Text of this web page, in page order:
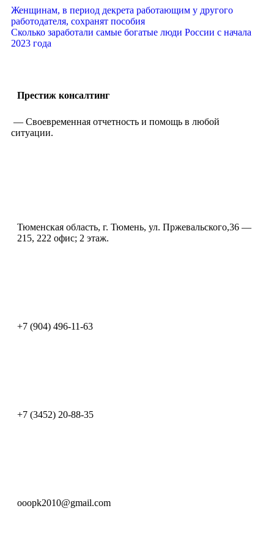
Женщинам, в период декрета работающим у другого
работодателя, сохранят пособия
Сколько заработали самые богатые люди России с начала
2023 года
Престиж консалтинг
— Своевременная отчетность и помощь в любой
ситуации.
Тюменская область, г. Тюмень, ул. Пржевальского,36 —
215, 222 офис; 2 этаж.
+7 (904) 496-11-63
+7 (3452) 20-88-35
ooopk2010@gmail.com